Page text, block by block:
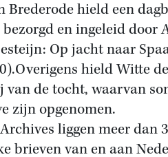
Brederode hield een
en ingeleid door
Op jacht naar
hield Witte
van de tocht, waarvan
zijn opgenomen.
liggen meer dan
brieven van en aan